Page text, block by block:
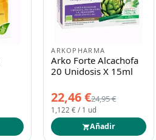
ARKOPHARMA
Arko Forte Alcachofa
20 Unidosis X 15ml
22,46 €24,95 €
1,122 € / 1 ud
Añadir